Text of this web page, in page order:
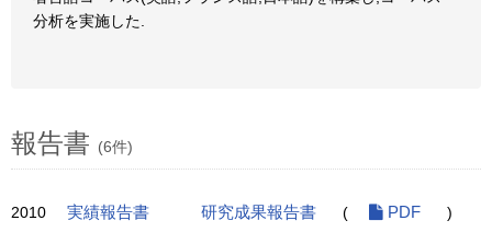
分析を実施した.
報告書 (6件)
2010 実績報告書 研究成果報告書 ( PDF )